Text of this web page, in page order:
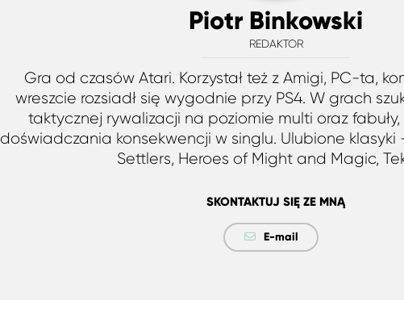
Piotr Binkowski
REDAKTOR
Gra od czasów Atari. Korzystał też z Amigi, PC-ta,
wreszcie rozsiadł się wygodnie przy PS4. W grach
taktycznej rywalizacji na poziomie multi oraz
doświadczania konsekwencji w singlu. Ulubione klasyki
Settlers, Heroes of Might and Magic,
SKONTAKTUJ SIĘ ZE MNĄ
E-mail